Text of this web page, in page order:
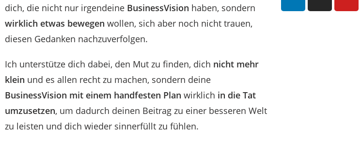
dich, die nicht nur irgendeine BusinessVision haben, sondern
wirklich etwas bewegen wollen, sich aber noch nicht trauen,
diesen Gedanken nachzuverfolgen.
Ich unterstütze dich dabei, den Mut zu finden, dich nicht mehr
klein und es allen recht zu machen, sondern deine
BusinessVision mit einem handfesten Plan wirklich in die Tat
umzusetzen, um dadurch deinen Beitrag zu einer besseren Welt
zu leisten und dich wieder sinnerfüllt zu fühlen.